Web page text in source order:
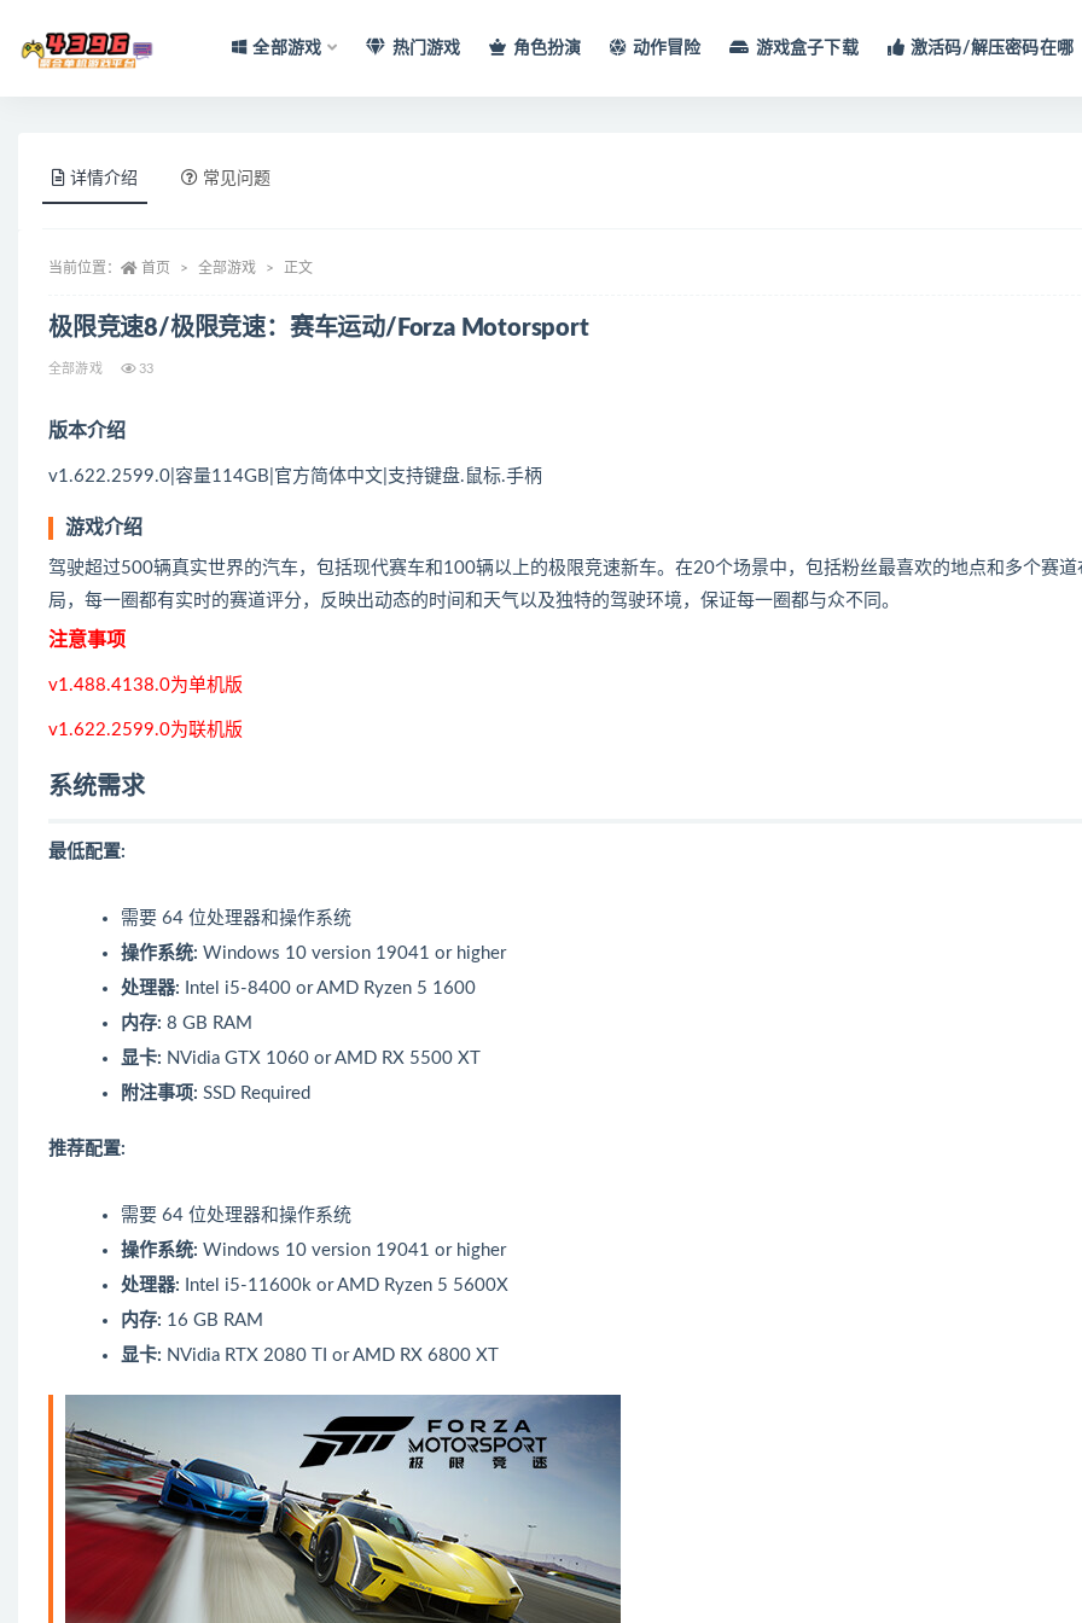
全部游戏 热门游戏 角色扮演 动作冒险 游戏盒子下载 激活码/解压密码在哪
详情介绍 常见问题
当前位置： 首页 全部游戏 正文
极限竞速8/极限竞速：赛车运动/Forza Motorsport
全部游戏 33
版本介绍
v1.622.2599.0|容量114GB|官方简体中文|支持键盘.鼠标.手柄
游戏介绍
驾驶超过500辆真实世界的汽车，包括现代赛车和100辆以上的极限竞速新车。在20个场景中，包括粉丝最喜欢的地点和多个赛道
局，每一圈都有实时的赛道评分，反映出动态的时间和天气以及独特的驾驶环境，保证每一圈都与众不同。
注意事项
v1.488.4138.0为单机版
v1.622.2599.0为联机版
系统需求
最低配置:
需要 64 位处理器和操作系统
操作系统: Windows 10 version 19041 or higher
处理器: Intel i5-8400 or AMD Ryzen 5 1600
内存: 8 GB RAM
显卡: NVidia GTX 1060 or AMD RX 5500 XT
附注事项: SSD Required
推荐配置:
需要 64 位处理器和操作系统
操作系统: Windows 10 version 19041 or higher
处理器: Intel i5-11600k or AMD Ryzen 5 5600X
内存: 16 GB RAM
显卡: NVidia RTX 2080 TI or AMD RX 6800 XT